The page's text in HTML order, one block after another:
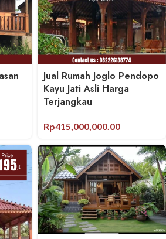
Jual Rumah Joglo Pendopo
Kayu Jati Asli Harga
Terjangkau
Rp415,000,000.00